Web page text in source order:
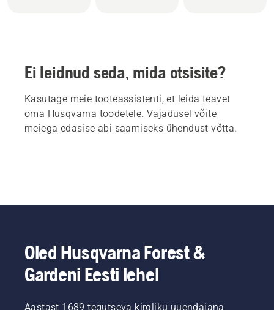
Ei leidnud seda, mida otsisite?
Kasutage meie tooteassistenti, et leida teavet
oma Husqvarna toodetele. Vajadusel võite
meiega edasise abi saamiseks ühendust võtta.
Oled Husqvarna Forest &
Gardeni Eesti lehel
Aastast 1689 tegutseva kirgliku uuendajana